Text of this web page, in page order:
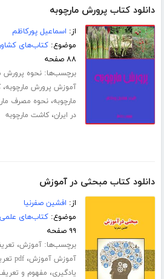
دانلود کتاب پرورش مارچوبه
از: اسماعیل پورکاظم
موضوع:کتاب‌های
۸۸ صفحه
برچسب‌ها:نحوه پرورش
آموزش پرورش مارچوبه،
مارچوبه،نحوه مصرف
در ایران،کاشت مارچوبه
دانلود کتاب مبحثی در آموزش
از: افشین صفرنیا
موضوع:کتاب‌های علمی
۹۹ صفحه
برچسب‌ها:آموزش،
آموزش آموزش،pdf تعریف آموزش
یادگیری، مفهوم و